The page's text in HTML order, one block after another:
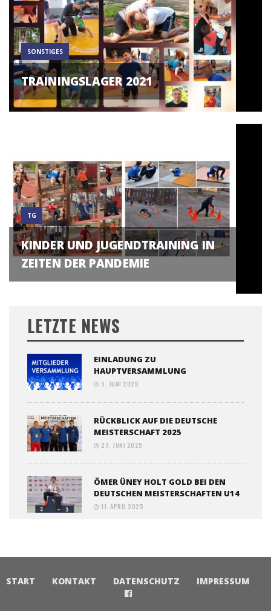
SONSTIGES
TRAININGSLAGER 2021
TG
KINDER UND JUGENDTRAINING IN
ZEITEN DER PANDEMIE
LETZTE NEWS
EINLADUNG ZU
HAUPTVERSAMMLUNG
3. JUNI 2026
RÜCKBLICK AUF DIE DEUTSCHE
MEISTERSCHAFT 2025
27. JUNI 2025
ÖMER ÜNEY HOLT GOLD BEI DEN
DEUTSCHEN MEISTERSCHAFTEN U14
11. APRIL 2025
START KONTAKT DATENSCHUTZ IMPRESSUM